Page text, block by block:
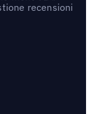
recensioni